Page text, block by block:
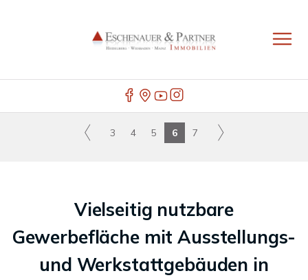
3 4 5 6 7
Vielseitig nutzbare
Gewerbefläche mit Ausstellungs-
und Werkstattgebäuden in